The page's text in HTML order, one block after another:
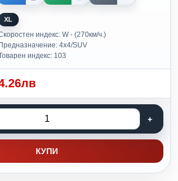
XL
индекс: W - (270км/ч.)
Предназначение: 4x4/SUV
индекс: 103
КУПИ